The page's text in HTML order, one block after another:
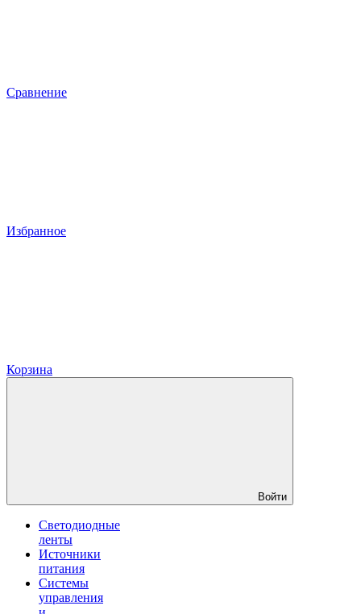
Сравнение
Избранное
Корзина
Войти
Светодиодные
ленты
Источники
питания
Системы
управления